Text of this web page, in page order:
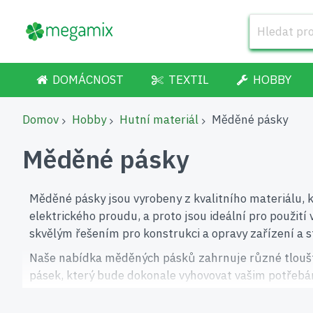
DOMÁCNOST TEXTIL HOBBY
Domov Hobby Hutní materiál Měděné pásky
Měděné pásky
Měděné pásky jsou vyrobeny z kvalitního
elektrického proudu, a proto jsou ideální pro
skvělým řešením pro konstrukci a opravy zařízení a
Naše nabídka měděných pásků zahrnuje různé
pásek, který bude dokonale vyhovovat vašim